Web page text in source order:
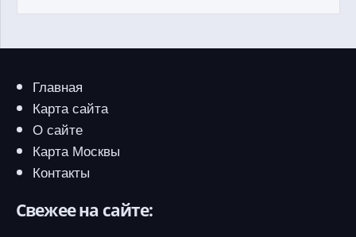
Главная
Карта сайта
О сайте
Карта Москвы
Контакты
Свежее на сайте: